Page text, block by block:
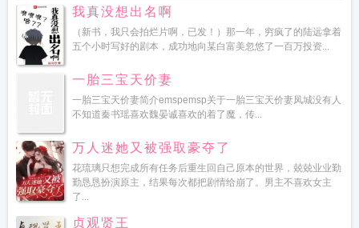
我真没想出名啊
（新书，我只会拍烂片啊，已发！）那一年，穷疯了的陆远拿着
五个小时写好的剧本，成功地向某白富美忽悠了一百万投资...
一胎三宝天价妻
一胎三宝天价妻简介emspemsp关于一胎三宝天价妻凤城没有人
不知道秦书瑶喜欢魏晏诚喜欢的着了魔，传...
万人迷她又被强取豪夺了
花琉璃只想完成所有任务后重生回自己原本的世界，兢兢业业勤
勤恳恳扮演原主，结果每次都把剧情给崩了。男主不喜欢女主
了...
贞观贤王